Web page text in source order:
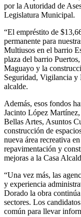
por la Autoridad de
Legislatura Municipal.
“El empréstito de
permanente para
Multiusos en el barrio
plaza del barrio
Maguayo y la
Seguridad, Vigilancia y
alcalde.
Además, esos fondos
Jacinto López
Bellas Artes, Asuntos
construcción de
nueva área recreativa
repavimentación y
mejoras a la Casa
“Una vez más, las
y experiencia
Dorado la obra
sectores. Los
común para llevar